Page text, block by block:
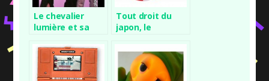
Le chevalier
lumière et sa
Tout droit du
japon, le